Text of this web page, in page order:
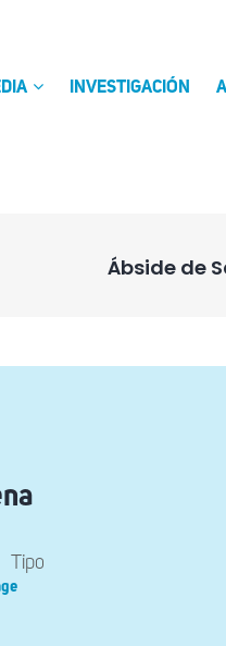
INVESTIGACIÓN
Ábside de
Tipo